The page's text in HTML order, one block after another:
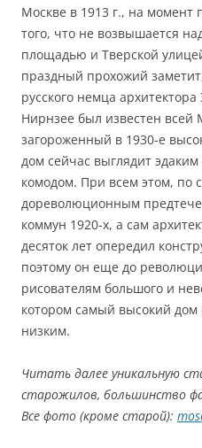
Москве в 1913 г., на момент
того, что не возвышается
площадью и Тверской
праздный прохожий
русского немца
Нирнзее был известен всей
загороженный в 1930-е
дом сейчас выглядит
комодом. При всем этом, по
дореволюционным
коммун 1920-х, а сам
десяток лет опередил
поэтому он еще до
рисователям большого и
котором самый высокий дом
низким.
Читать далее уникальную
старожилов, большинство
Все фото (кроме старой):